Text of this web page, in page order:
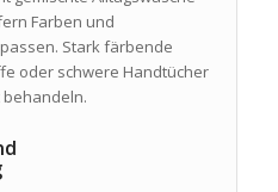
Farben und
Stark färbende
oder schwere Handtücher